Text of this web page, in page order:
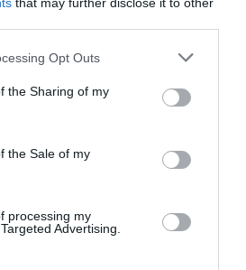
Opt Outs
the Sharing of my
the Sale of my
processing my
Advertising.